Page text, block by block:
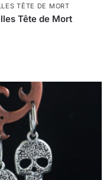
TÊTE DE MORT
Tête de Mort